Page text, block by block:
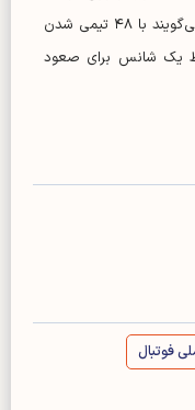
برخی دوستان بدون مطالعه مسائل فنی می‌گویند با ۴۸ تیمی شدن
یک شانس برای صعود
فوتبال